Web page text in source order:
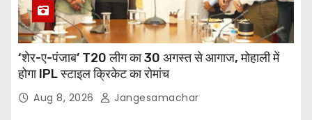
‘शेर-ए-पंजाब’ T20 लीग का 30 अगस्त से आगाज, मोहाली में
होगा IPL स्टाइल क्रिकेट का रोमांच
Aug 8, 2026 Jangesamachar